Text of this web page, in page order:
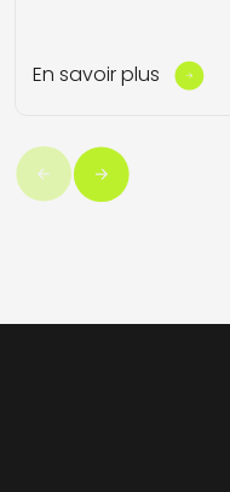
En savoir plus